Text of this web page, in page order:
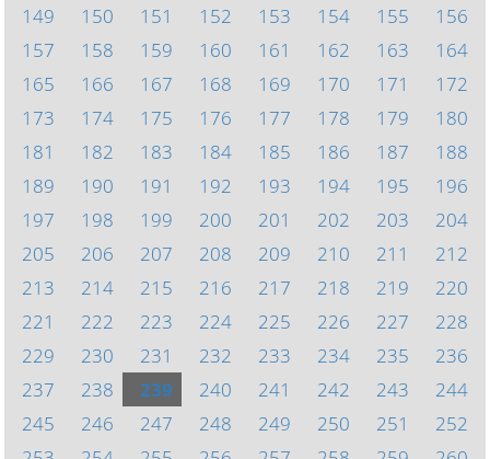
149
150 151 152 153 154 155
156
157
158 159 160 161 162 163
164
165
166 167 168 169 170 171
172
173
174 175 176 177 178 179
180
181
182 183 184 185 186 187
188
189
190 191 192 193 194 195
196
197
198 199 200 201 202 203
204
205
206 207 208 209 210 211
212
213
214 215 216 217 218 219
220
221
222 223 224 225 226 227
228
229
230 231 232 233 234 235
236
237
238 239 240 241 242 243
244
245
246 247 248 249 250 251
252